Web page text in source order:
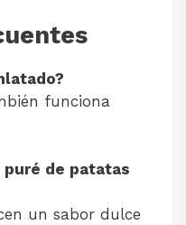
funciona
puré de patatas
un sabor dulce